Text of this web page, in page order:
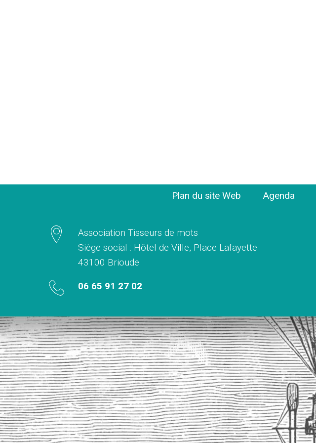
Plan du site Web Agenda
Association Tisseurs de mots
Siège social : Hôtel de Ville, Place Lafayette
43100 Brioude
06 65 91 27 02